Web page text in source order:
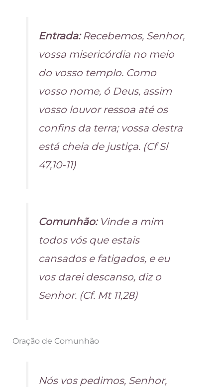
Entrada:Recebemos, Senhor,
vossa misericórdia no meio
do vosso templo. Como
vosso nome, ó Deus, assim
vosso louvor ressoa até os
confins da terra; vossa destra
está cheia de justiça. (Cf Sl
47,10-11)
Comunhão:Vinde a mim
todos vós que estais
cansados e fatigados, e eu
vos darei descanso, diz o
Senhor. (Cf. Mt 11,28)
Oração de Comunhão
Nós vos pedimos, Senhor,